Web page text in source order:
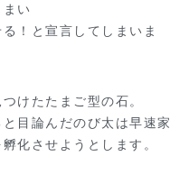
い
！と宣言してしまいま
けたたまご型の石。
目論んだのび太は早速家
化させようとします。